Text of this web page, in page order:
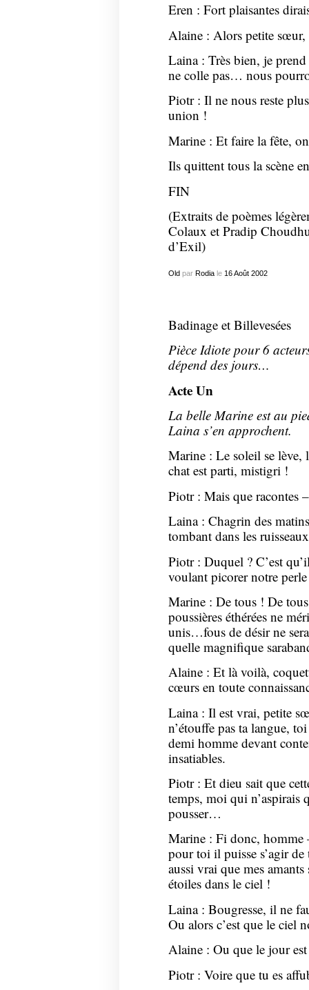
Eren : Fort plaisantes
Alaine : Alors petite sœur,
Laina : Très bien, je
ne colle pas… nous
Piotr : Il ne nous reste
union !
Marine : Et faire la fête,
Ils quittent tous la scène
FIN
(Extraits de poèmes
Colaux et Pradip
d’Exil)
Old par Rodiale 16 Août 2002
Badinage et Billevesées
Pièce Idiote pour 6
dépend des jours…
Acte Un
La belle Marine est au
Laina s’en approchent.
Marine : Le soleil se lève,
chat est parti, mistigri !
Piotr : Mais que racontes
Laina : Chagrin des
tombant dans les
Piotr : Duquel ? C’est
voulant picorer notre
Marine : De tous ! De
poussières éthérées ne
unis…fous de désir ne
quelle magnifique
Alaine : Et là voilà,
cœurs en toute
Laina : Il est vrai, petite
n’étouffe pas ta langue,
demi homme devant
insatiables.
Piotr : Et dieu sait que
temps, moi qui n’aspirais
pousser…
Marine : Fi donc, homme
pour toi il puisse s’agir
aussi vrai que mes
étoiles dans le ciel !
Laina : Bougresse, il ne
Ou alors c’est que le ciel
Alaine : Ou que le jour
Piotr : Voire que tu es